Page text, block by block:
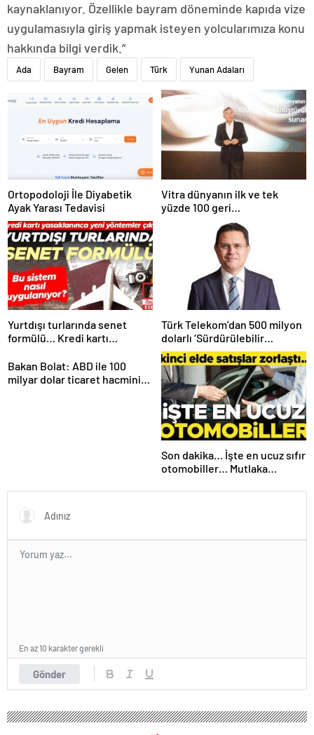
kaynaklanıyor. Özellikle bayram döneminde kapıda vize
uygulamasıyla giriş yapmak isteyen yolcularımıza konu
hakkında bilgi verdik.”
Ada Bayram Gelen Türk Yunan Adaları
Ortopodoloji İle Diyabetik
Ayak Yarası Tedavisi
Vitra dünyanın ilk ve tek
yüzde 100 geri
dönüştürülmüş seramik
lavabosunu üretti: En çevreci
lavabo Türkiye’den
Yurtdışı turlarında senet
formülü… Kredi kartı
çıktı
Türk Telekom’dan 500 milyon
dolarlı ‘Sürdürülebilir
Eurobond’ ihracı
Bakan Bolat: ABD ile 100
milyar dolar ticaret hacmini
Son dakika… İşte en ucuz sıfır
otomobiller… Mutlaka
Gönder
En az 10 karakter gerekli